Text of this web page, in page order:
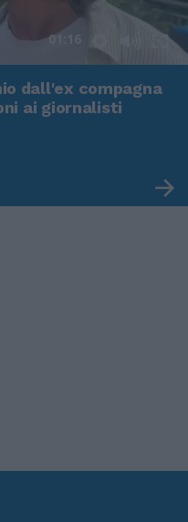
01:16
dall'ex compagna
ai giornalisti